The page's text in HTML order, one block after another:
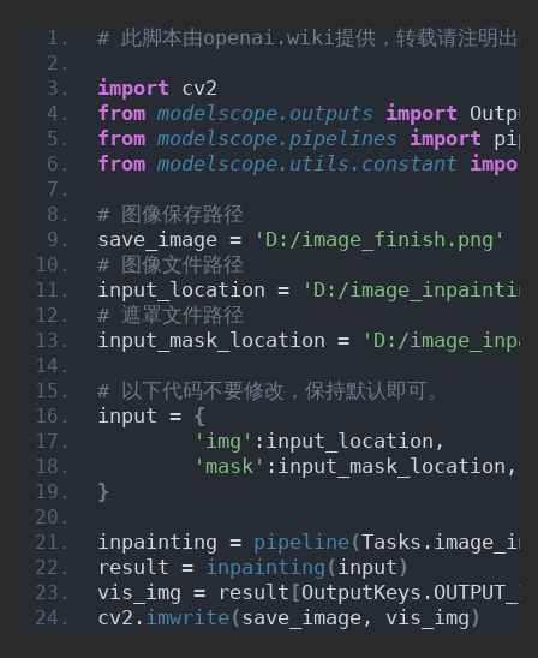
视
频
专
题
教
程
登录 注册
# 此脚本由openai.wiki提供，转载请注明出处
import cv2
from modelscope.outputs import
from modelscope.pipelines import
from modelscope.utils.constant
# 图像保存路径
save_image =
'D:/image_finish.png'
# 图像文件路径
input_location =
'D:/
# 遮罩文件路径
input_mask_location =
'D:/
# 以下代码不要修改，保持默认即可。
input = {
'img' :input_location,
'mask' :input_mask_location,
}
inpainting = pipeline(
result = inpainting ( input )
vis_img = result [
cv2. imwrite(save_image, vis_img )